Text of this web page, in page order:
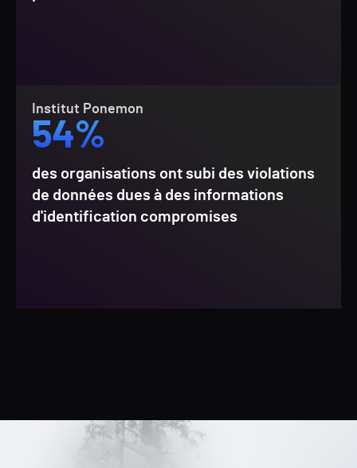
Institut Ponemon
54%
des organisations ont subi des violations
de données dues à des informations
d'identification compromises